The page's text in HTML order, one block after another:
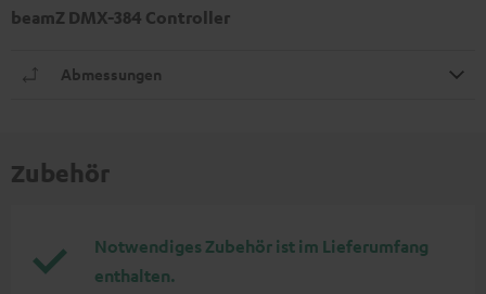
beamZ DMX-384 Controller
Abmessungen
Zubehör
Notwendiges Zubehör ist im Lieferumfang
enthalten.